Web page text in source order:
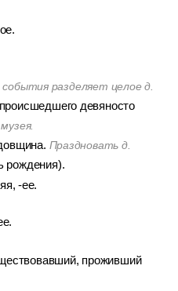
разделяет целое д.
девяносто
Праздновать д.
рождения).
-ее.
проживший